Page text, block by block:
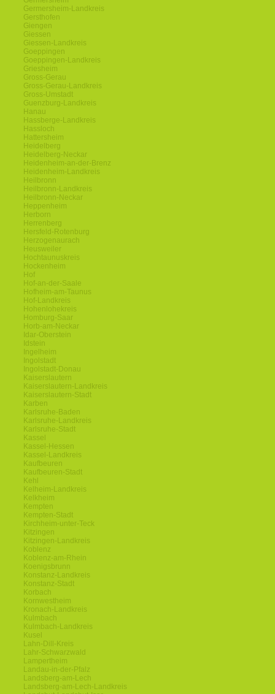
Germersheim-Landkreis
Gersthofen
Giengen
Giessen
Giessen-Landkreis
Goeppingen
Goeppingen-Landkreis
Griesheim
Gross-Gerau
Gross-Gerau-Landkreis
Gross-Umstadt
Guenzburg-Landkreis
Hanau
Hassberge-Landkreis
Hassloch
Hattersheim
Heidelberg
Heidelberg-Neckar
Heidenheim-an-der-Brenz
Heidenheim-Landkreis
Heilbronn
Heilbronn-Landkreis
Heilbronn-Neckar
Heppenheim
Herborn
Herrenberg
Hersfeld-Rotenburg
Herzogenaurach
Heusweiler
Hochtaunuskreis
Hockenheim
Hof
Hof-an-der-Saale
Hofheim-am-Taunus
Hof-Landkreis
Hohenlohekreis
Homburg-Saar
Horb-am-Neckar
Idar-Oberstein
Idstein
Ingelheim
Ingolstadt
Ingolstadt-Donau
Kaiserslautern
Kaiserslautern-Landkreis
Kaiserslautern-Stadt
Karben
Karlsruhe-Baden
Karlsruhe-Landkreis
Karlsruhe-Stadt
Kassel
Kassel-Hessen
Kassel-Landkreis
Kaufbeuren
Kaufbeuren-Stadt
Kehl
Kelheim-Landkreis
Kelkheim
Kempten
Kempten-Stadt
Kirchheim-unter-Teck
Kitzingen
Kitzingen-Landkreis
Koblenz
Koblenz-am-Rhein
Koenigsbrunn
Konstanz-Landkreis
Konstanz-Stadt
Korbach
Kornwestheim
Kronach-Landkreis
Kulmbach
Kulmbach-Landkreis
Kusel
Lahn-Dill-Kreis
Lahr-Schwarzwald
Lampertheim
Landau-in-der-Pfalz
Landsberg-am-Lech
Landsberg-am-Lech-Landkreis